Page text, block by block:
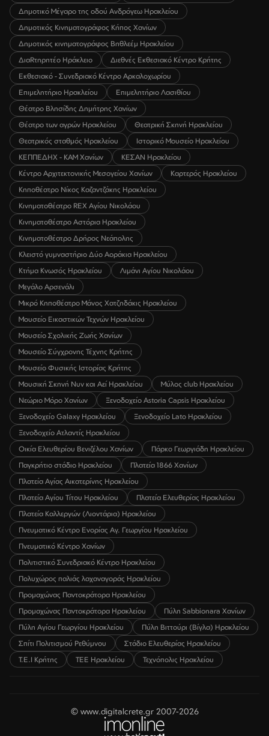
Δημοτικό Μέγαρο της οδού Ανδρόγεω Ηρακλείου
Δημοτικός Κινηματογράφος Κήπος Χανίων
Δημοτικός κινηματογράφος Βηθλεέμ Ηρακλείου
ΔιαRτηρητέο Ηράκλειο
Διεθνές Εκθεσιακό Κέντρο Κρήτης
Εκθεσιακό - Συνεδριακό Κέντρο Αρκαλοχωρίου
Επιμελητήριο Ηρακλείου
Επιμελητήριο Λασιθίου
Θέατρο Βλησίδης Δημήτρης Χανίων
Θέατρο των αγρών Ηρακλείου
Θεατρική Σκηνή Ηρακλείου
Θεατρικός σταθμός Ηρακλείου
Ιστορικό Μουσείο Ηρακλείου
ΚΕΠΠΕΔΗΧ - ΚΑΜ Χανίων
ΚΕΣΑΝ Ηρακλείου
Κέντρο Αρχιτεκτονικής Μεσογείου Χανίων
Καρτερός Ηρακλείου
Κηποθέατρο Νίκος Καζαντζάκης Ηρακλείου
Κινηματοθέατρο REX Αγίου Νικολάου
Κινηματοθέατρο Αστόρια Ηρακλείου
Κινηματοθέατρο Δρήρος Νεάπολης
Κλειστό γυμναστήριο Δύο Αοράκια Ηρακλείου
Κτήμα Κνωσός Ηρακλείου
Λιμάνι Αγίου Νικολάου
Μεγάλο Αρσενάλι
Μικρό Κηποθέατρο Μάνος Χατζηδάκις Ηρακλείου
Μουσείο Εικαστικών Τεχνών Ηρακλείου
Μουσείο Σχολικής Ζωής Χανίων
Μουσείο Σύγχρονης Τέχνης Κρήτης
Μουσείο Φυσικής Ιστορίας Κρήτης
Μουσική Σκηνή Νυν και Αεί Ηρακλείου
Μύλος club Ηρακλείου
Νεώριο Μόρο Χανίων
Ξενοδοχείο Astoria Capsis Ηρακλείου
Ξενοδοχείο Galaxy Ηρακλείου
Ξενοδοχείο Lato Ηρακλείου
Ξενοδοχείο Ατλαντίς Ηρακλείου
Οικία Ελευθερίου Βενιζέλου Χανίων
Πάρκο Γεωργιάδη Ηρακλείου
Παγκρήτιο στάδιο Ηρακλείου
Πλατεία 1866 Χανίων
Πλατεία Αγίας Αικατερίνης Ηρακλείου
Πλατεία Αγίου Τίτου Ηρακλείου
Πλατεία Ελευθερίας Ηρακλείου
Πλατεία Καλλεργών (Λιοντάρια) Ηρακλείου
Πνευματικό Κέντρο Ενορίας Αγ. Γεωργίου Ηρακλείου
Πνευματικό Κέντρο Χανίων
Πολιτιστικό Συνεδριακό Κέντρο Ηρακλείου
Πολυχώρος παλιάς λαχαναγοράς Ηρακλείου
Προμαχώνας Παντοκράτορα Ηρακλείου
Προμαχώνας Παντοκράτορα Ηρακλείου
Πύλη Sabbionara Χανίων
Πύλη Αγίου Γεωργίου Ηρακλείου
Πύλη Βιττούρι (Βίγλα) Ηρακλείου
Σπίτι Πολιτισμού Ρεθύμνου
Στάδιο Ελευθερίας Ηρακλείου
Τ.Ε.Ι Κρήτης
ΤΕΕ Ηρακλείου Τεχνόπολις Ηρακλείου
© www.digitalcrete.gr 2007-2026